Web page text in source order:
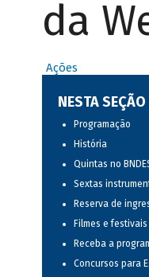
da
Ações
NESTA SEÇÃO
Programação
História
Quintas no
Sextas
Reserva de
Filmes e
Receba a
Concursos para